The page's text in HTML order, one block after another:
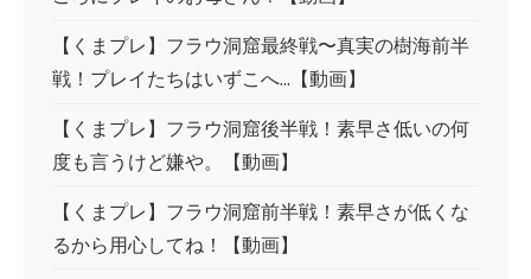
【くまプレ】フラウ洞窟最終戦〜真実の樹海前半
戦！プレイたちはいずこへ...【動画】
【くまプレ】フラウ洞窟後半戦！素早さ低いの何
度も言うけど嫌や。【動画】
【くまプレ】フラウ洞窟前半戦！素早さが低くな
るから用心してね！【動画】